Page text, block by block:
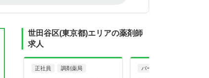
世田谷区(東京都)エリアの薬剤師
求人
正社員 調剤薬局 パート・アルバイト